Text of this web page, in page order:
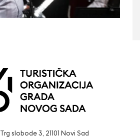
Trg slobode 3, 21101 Novi Sad